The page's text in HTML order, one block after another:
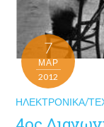
7
ΜΑΡ
2012
ΗΛΕΚΤΡΟΝΙΚΆ/